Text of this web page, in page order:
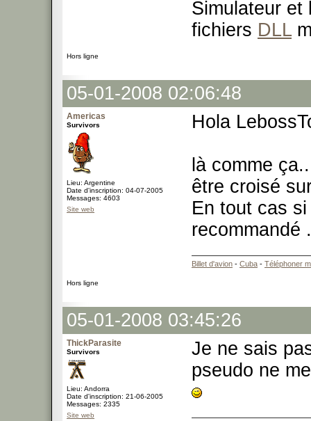
Simulateur
fichiers DLL
Hors ligne
05-01-2008 02:06:48
Americas
Survivors
Lieu: Argentine
Date d'inscription: 04-07-2005
Messages: 4603
Site web
Hola
là comme
être croisé
En tout cas
recommandé
Billet d'avion - Cuba - Téléphoner
Hors ligne
05-01-2008 03:45:26
ThickParasite
Survivors
Lieu: Andorra
Date d'inscription: 21-06-2005
Messages: 2335
Site web
Je ne sais
pseudo ne